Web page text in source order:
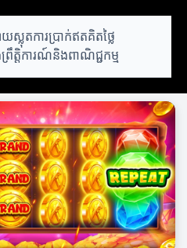
យស្លុតការប្រាក់ឥតគិតថ្លៃ
ព្រឹត្តិការណ៍និងពាណិជ្ជកម្ម